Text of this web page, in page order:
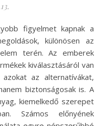
különösen az
terén. Az emberek
kiválasztásáról van
az alternatívákat,
biztonságosak is. A
kiemelkedő szerepet
Számos előnyének